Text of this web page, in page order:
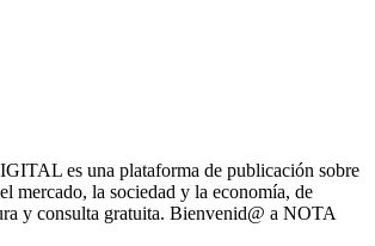
es una plataforma de publicación sobre
mercado, la sociedad y la economía, de
y consulta gratuita. Bienvenid@ a NOTA